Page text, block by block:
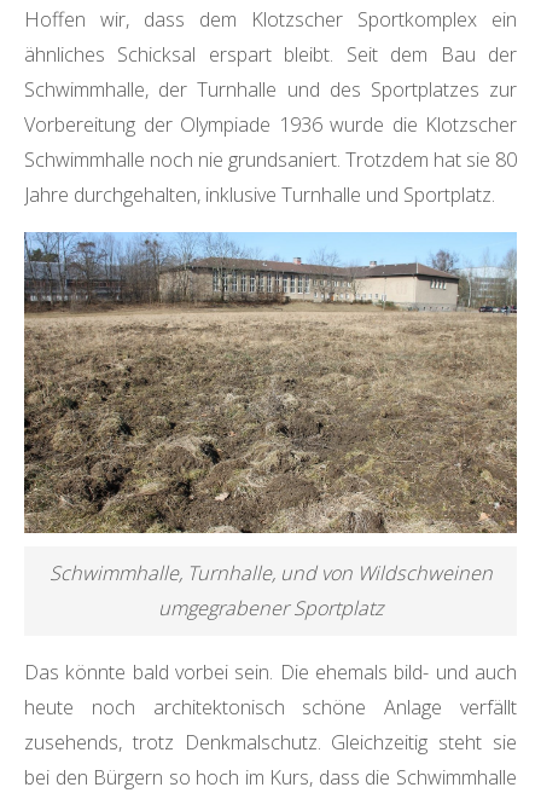
R
K
D
R
E
S
D
E
N
N
O
R
D
Hoffen wir, dass dem Klotzscher Sportkomplex ein
ähnliches Schicksal erspart bleibt. Seit dem Bau der
Schwimmhalle, der Turnhalle und des Sportplatzes zur
Vorbereitung der Olympiade 1936 wurde die Klotzscher
Schwimmhalle noch nie grundsaniert. Trotzdem hat sie 80
Jahre durchgehalten, inklusive Turnhalle und Sportplatz.
Schwimmhalle, Turnhalle, und von Wildschweinen
umgegrabener Sportplatz
Das könnte bald vorbei sein. Die ehemals bild- und auch
heute noch architektonisch schöne Anlage verfällt
zusehends, trotz Denkmalschutz. Gleichzeitig steht sie
bei den Bürgern so hoch im Kurs, dass die Schwimmhalle